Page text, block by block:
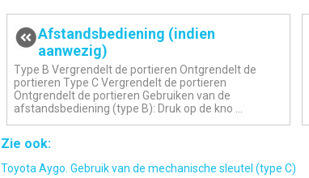
Afstandsbediening (indien
aanwezig)
Type B Vergrendelt de portieren Ontgrendelt de
portieren Type C Vergrendelt de portieren
Ontgrendelt de portieren Gebruiken van de
afstandsbediening (type B): Druk op de kno ...
Zie ook:
Toyota Aygo. Gebruik van de mechanische sleutel (type C)